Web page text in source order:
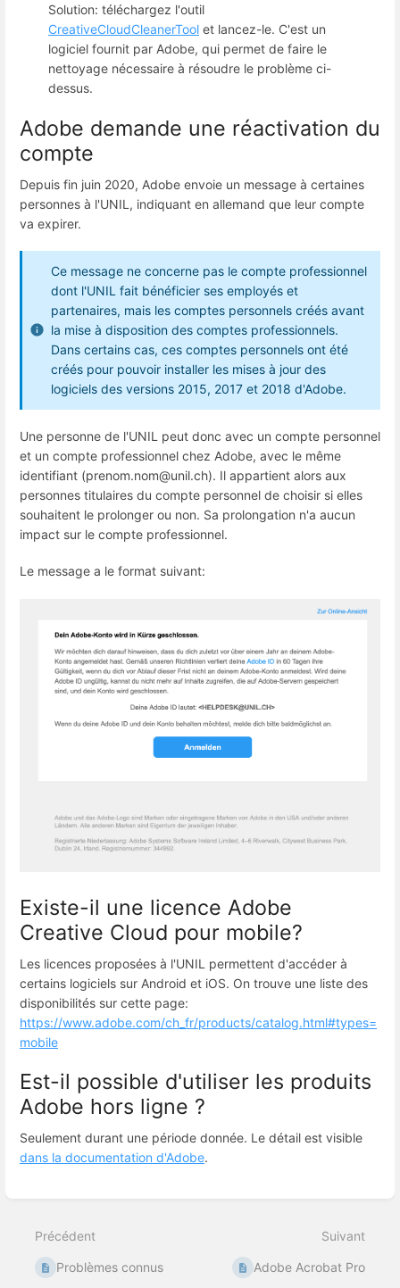
Solution: téléchargez l'outil
CreativeCloudCleanerTool et lancez-le. C'est un
logiciel fournit par Adobe, qui permet de faire le
nettoyage nécessaire à résoudre le problème ci-
dessus.
Adobe demande une réactivation du
compte
Depuis fin juin 2020, Adobe envoie un message à certaines
personnes à l'UNIL, indiquant en allemand que leur compte
va expirer.
Ce message ne concerne pas le compte professionnel
dont l'UNIL fait bénéficier ses employés et
partenaires, mais les comptes personnels créés avant
la mise à disposition des comptes professionnels.
Dans certains cas, ces comptes personnels ont été
créés pour pouvoir installer les mises à jour des
logiciels des versions 2015, 2017 et 2018 d'Adobe.
Une personne de l'UNIL peut donc avec un compte personnel
et un compte professionnel chez Adobe, avec le même
identifiant (prenom.nom@unil.ch). Il appartient alors aux
personnes titulaires du compte personnel de choisir si elles
souhaitent le prolonger ou non. Sa prolongation n'a aucun
impact sur le compte professionnel.
Le message a le format suivant:
Existe-il une licence Adobe
Creative Cloud pour mobile?
Les licences proposées à l'UNIL permettent d'accéder à
certains logiciels sur Android et iOS. On trouve une liste des
disponibilités sur cette page:
https://www.adobe.com/ch_fr/products/catalog.html#types=
mobile
Est-il possible d'utiliser les produits
Adobe hors ligne ?
Seulement durant une période donnée. Le détail est visible
dans la documentation d'Adobe.
de
sélection
de
Précédent
Problèmes connus
Suivant
Adobe Acrobat Pro